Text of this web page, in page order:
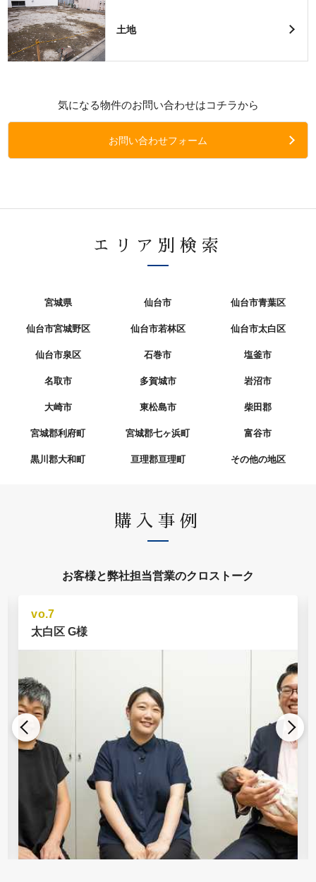
土地
気になる物件のお問い合わせはコチラから
お問い合わせフォーム
エリア別検索
宮城県 仙台市 仙台市青葉区
仙台市宮城野区 仙台市若林区 仙台市太白区
仙台市泉区 石巻市 塩釜市
名取市 多賀城市 岩沼市
大崎市 東松島市 柴田郡
宮城郡利府町 宮城郡七ヶ浜町 富谷市
黒川郡大和町 亘理郡亘理町 その他の地区
購入事例
お客様と弊社担当営業のクロストーク